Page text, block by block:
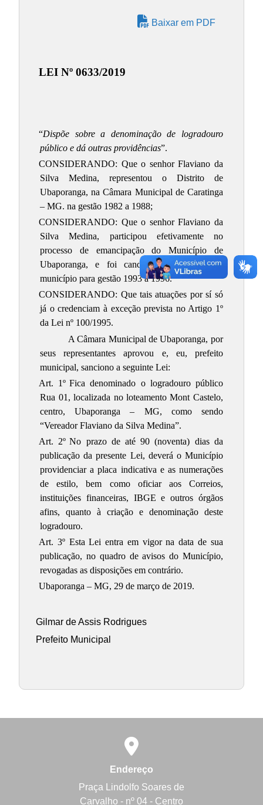
Baixar em PDF
LEI Nº 0633/2019
“Dispõe sobre a denominação de logradouro
público e dá outras providências”.
CONSIDERANDO: Que o senhor Flaviano da
Silva Medina, representou o Distrito de
Ubaporanga, na Câmara Municipal de Caratinga
– MG. na gestão 1982 a 1988;
CONSIDERANDO: Que o senhor Flaviano da
Silva Medina, participou efetivamente no
processo de emancipação do Município de
Ubaporanga, e foi candidato a prefeito do
município para gestão 1993 a 1996.
CONSIDERANDO: Que tais atuações por sí só
já o credenciam à exceção prevista no Artigo 1º
da Lei nº 100/1995.
A Câmara Municipal de Ubaporanga, por
seus representantes aprovou e, eu, prefeito
municipal, sanciono a seguinte Lei:
Art. 1ºFica denominado o logradouro público
Rua 01, localizada no loteamento Mont Castelo,
centro, Ubaporanga – MG, como sendo
“Vereador Flaviano da Silva Medina”.
Art. 2ºNo prazo de até 90 (noventa) dias da
publicação da presente Lei, deverá o Município
providenciar a placa indicativa e as numerações
de estilo, bem como oficiar aos Correios,
instituições financeiras, IBGE e outros órgãos
afins, quanto à criação e denominação deste
logradouro.
Art. 3º Esta Lei entra em vigor na data de sua
publicação, no quadro de avisos do Município,
revogadas as disposições em contrário.
Ubaporanga – MG, 29 de março de 2019.
Gilmar de Assis Rodrigues
Prefeito Municipal
Endereço
Praça Lindolfo Soares de
Carvalho - nº 04 - Centro